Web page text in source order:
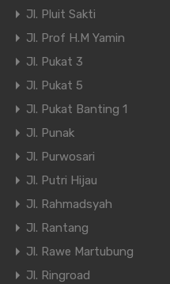
Jl. Pluit Sakti
Jl. Prof H.M Yamin
Jl. Pukat 3
Jl. Pukat 5
Jl. Pukat Banting 1
Jl. Punak
Jl. Purwosari
Jl. Putri Hijau
Jl. Rahmadsyah
Jl. Rantang
Jl. Rawe Martubung
Jl. Ringroad